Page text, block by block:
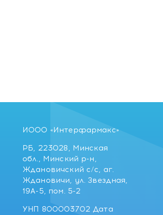
ИООО «Интерфармакс»
РБ, 223028, Минская
обл., Минский р-н,
Ждановичский с/с, аг.
Ждановичи, ул. Звездная,
19А-5, пом. 5-2
УНП 800003702 Дата